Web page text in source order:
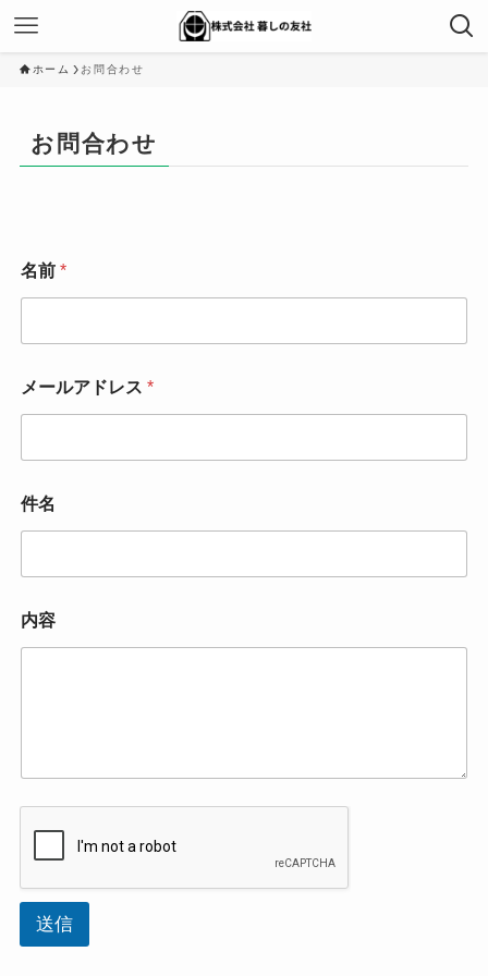
ホーム お問合わせ
お問合わせ
名前 *
メールアドレス *
件名
内容
送信